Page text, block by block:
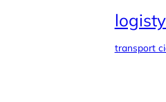
transport